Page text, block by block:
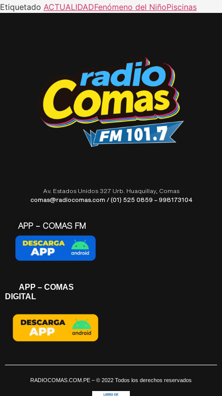
Etiquetado ACTUALIDADFenómeno del NiñoPiscinas
Av. Estados Unidos 327 Urb. Huaquillay, Comas
comas@radiocomas.com / (01) 525 0859 – 998173104
APP – COMAS FM
APP – COMAS
DIGITAL
RADIOCOMAS.COM.PE – © 2022 Todos los derechos reservados